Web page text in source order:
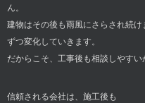
ん。
建物はその後も雨風にさらされ続
ずつ変化していきます。
だからこそ、工事後も相談しやすい
信頼される会社は、施工後も